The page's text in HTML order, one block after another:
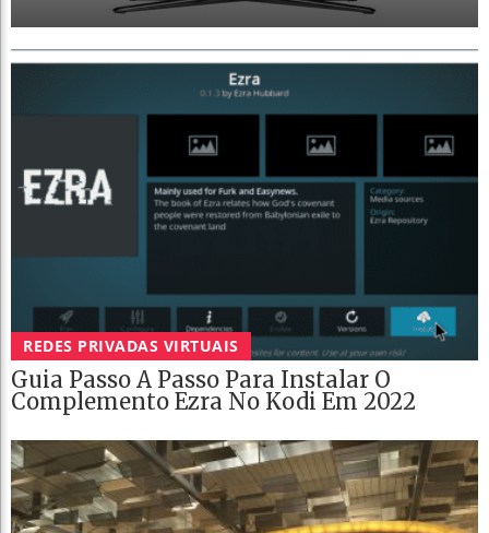
REDES PRIVADAS VIRTUAIS
Guia Passo A Passo Para Instalar O
Complemento Ezra No Kodi Em 2022